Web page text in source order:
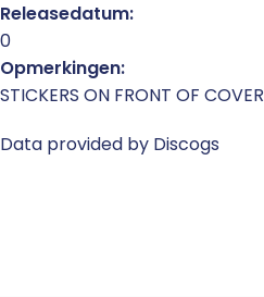
Releasedatum:
0
Opmerkingen:
STICKERS ON FRONT OF COVER
Data provided by Discogs